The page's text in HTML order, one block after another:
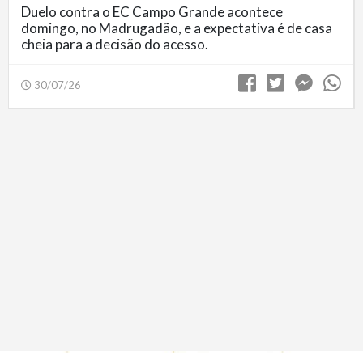
Duelo contra o EC Campo Grande acontece
domingo, no Madrugadão, e a expectativa é de casa
cheia para a decisão do acesso.
30/07/26